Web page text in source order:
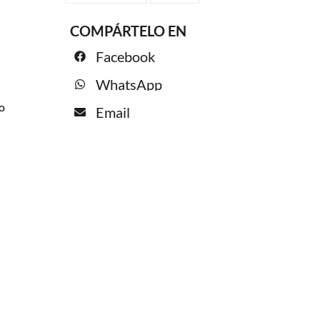
COMPÁRTELO EN
Facebook
WhatsApp
Email